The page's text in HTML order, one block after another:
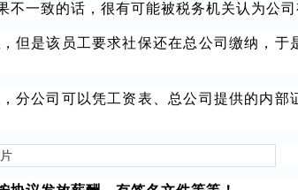
一致的话，很有可能被税务机关认为公司
但是该员工要求社保还在总公司缴纳，于
分公司可以凭工资表、总公司提供的内部